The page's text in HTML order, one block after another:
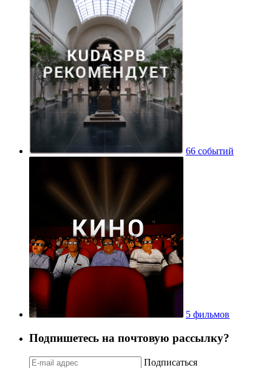
66 событий
5 фильмов
Подпишетесь на почтовую рассылку?
Подписаться